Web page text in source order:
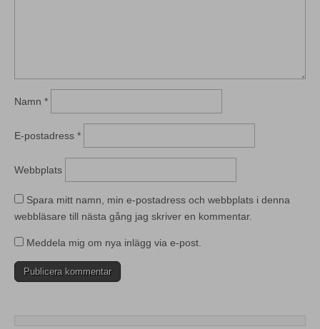
Namn *
E-postadress *
Webbplats
Spara mitt namn, min e-postadress och webbplats i denna
webbläsare till nästa gång jag skriver en kommentar.
Meddela mig om nya inlägg via e-post.